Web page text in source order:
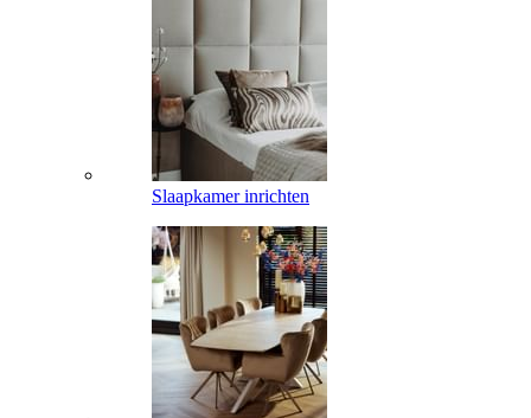
Slaapkamer inrichten